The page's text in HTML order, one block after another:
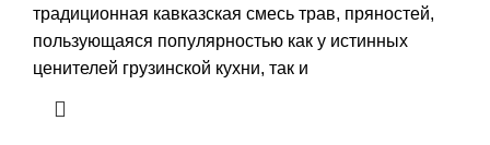
традиционная кавказская смесь трав, пряностей,
пользующаяся популярностью как у истинных
ценителей грузинской кухни, так и